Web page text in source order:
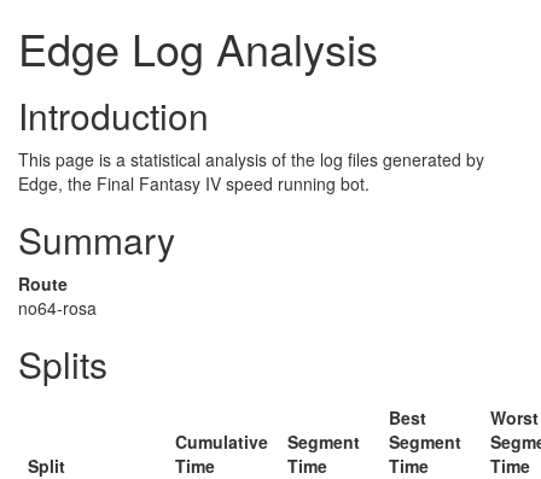
Edge Log Analysis
Introduction
This page is a statistical analysis of the log files generated by
Edge, the Final Fantasy IV speed running bot.
Summary
Route
no64-rosa
Splits
Split
Cumulative
Time
Segment
Time
Best
Segment
Time
Worst
Time